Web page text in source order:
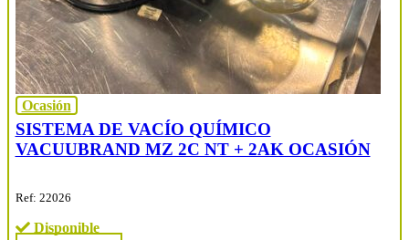
Ocasión
SISTEMA DE VACÍO QUÍMICO
VACUUBRAND MZ 2C NT + 2AK OCASIÓN
Ref: 22026
Disponible